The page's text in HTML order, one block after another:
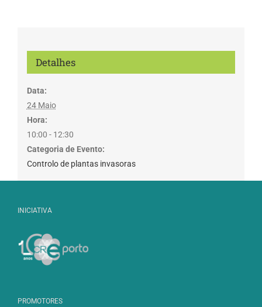
Detalhes
Data:
24 Maio
Hora:
10:00 - 12:30
Categoria de Evento:
Controlo de plantas invasoras
INICIATIVA
PROMOTORES